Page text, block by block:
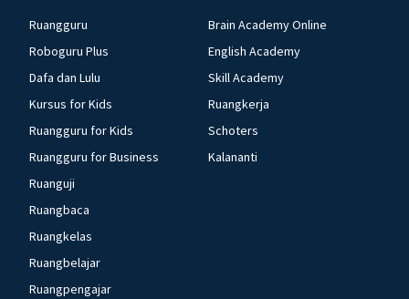
Ruangguru
Roboguru Plus
Dafa dan Lulu
Kursus for Kids
Ruangguru for Kids
Ruangguru for Business
Ruanguji
Ruangbaca
Ruangkelas
Ruangbelajar
Ruangpengajar
Brain Academy Online
English Academy
Skill Academy
Ruangkerja
Schoters
Kalananti